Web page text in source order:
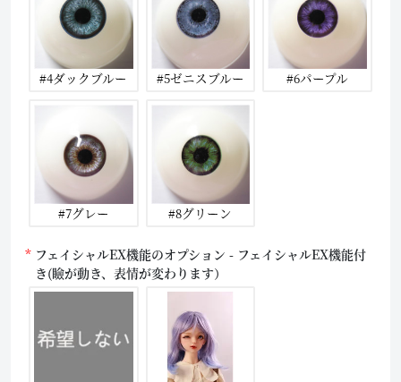
#4ダックブルー #5ゼニスブルー #6パープル
#7グレー #8グリーン
フェイシャルEX機能のオプション - フェイシャルEX機能付
き(瞼が動き、表情が変わります）